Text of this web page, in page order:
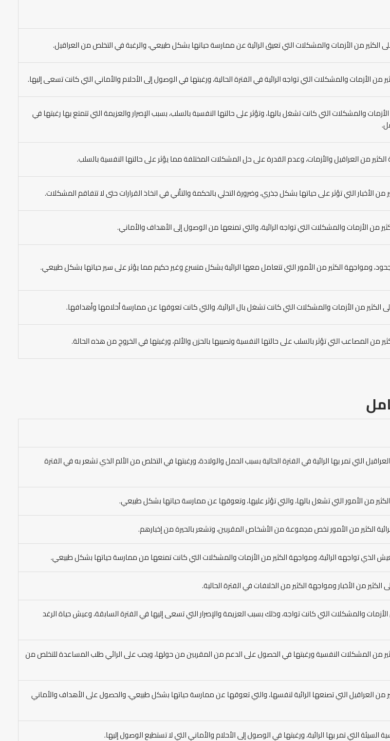
الكثير من الأزمات والمشكلات التي تعيق الرائية عن ممارسة حياتها بشكل طبيعي، والرغبة في التخلص من العراقيل.
من الأزمات والمشكلات التي تواجه الرائية في الفترة الحالية، ورغبتها في الوصول إلى الأحلام والأماني التي كانت تسعى إليها.
والمشكلات التي كانت تشغل بالها، وتؤثر على حالتها النفسية بالسلب، بسبب الإصرار والعزيمة التي تتمتع بها رغبتها في
من العراقيل والأزمات، وعدم القدرة على حل المشكلات المختلفة مما يؤثر على حالتها النفسية بالسلب.
الأخبار التي تؤثر على حياتها بشكل جذري، وضرورة التحلي بالحكمة والتأني في اتخاذ القرارات حتى لا تتفاقم المشكلات.
من الأزمات والمشكلات التي تواجه الرائية، والتي تمنعها من الوصول إلى الأهداف والأماني.
ومواجهة الكثير من الأمور التي تتعامل معها الرائية بشكل متسرع وغير حكيم مما يؤثر على سير حياتها بشكل طبيعي.
الكثير من الأزمات والمشكلات التي كانت تشغل بال الرائية، والتي كانت تعوقها عن ممارسة أحلامها وأهدافها.
من المصاعب التي تؤثر بالسلب على حالتها النفسية وتصيبها بالحزن والألم، ورغبتها في الخروج من هذه الحالة.
التي تمر بها الرائية في الفترة الحالية بسبب الحمل والولادة، ورغبتها في التخلص من الألم الذي تشعر به في الفترة
من الأمور التي تشغل بالها، والتي تؤثر عليها، وتعوقها عن ممارسة حياتها بشكل طبيعي.
الكثير من الأمور تخص مجموعة من الأشخاص المقربين، وتشعر بالحيرة من إخبارهم.
الذي تواجهه الرائية، ومواجهة الكثير من الأزمات والمشكلات التي كانت تمنعها من ممارسة حياتها بشكل طبيعي.
من الأخبار ومواجهة الكثير من الخلافات في الفترة الحالية.
والمشكلات التي كانت تواجه، وذلك بسبب العزيمة والإصرار التي تسعى إليها في الفترة السابقة، وعيش حياة الرغد
من المشكلات النفسية ورغبتها في الحصول على الدعم من المقربين من حولها، ويجب على الرائي طلب المساعدة للتخلص من
من العراقيل التي تصنعها الرائية لنفسها، والتي تعوقها عن ممارسة حياتها بشكل طبيعي، والحصول على الأهداف والأماني
السيئة التي تمر بها الرائية، ورغبتها في الوصول إلى الأحلام والأماني التي لا تستطيع الوصول إليها.